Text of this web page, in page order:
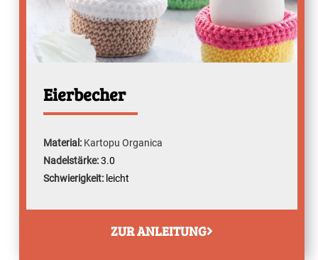
Eierbecher
Material: Kartopu Organica
Nadelstärke:3.0
Schwierigkeit: leicht
ZUR ANLEITUNG